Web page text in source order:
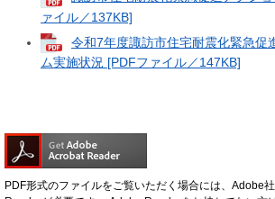
ァイル／137KB]
令和7年度諏訪市住宅耐震化緊急促
ム実施状況 [PDFファイル／147KB]
PDF形式のファイルをご覧いただく場合には、Adobe